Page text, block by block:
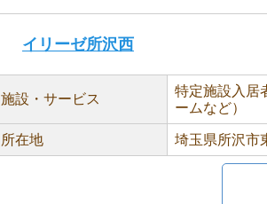
イリーゼ所沢西
施設・サービス
特定施設入居
ームなど）
所在地 埼玉県所沢市